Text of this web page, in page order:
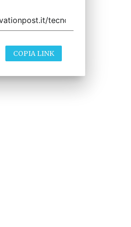
COPIA LINK